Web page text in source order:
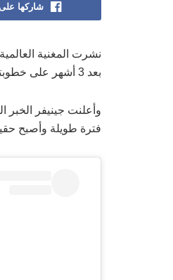
شاركها
نشرت المغنية
بعد 3 أشهر على خطوبتهما.
وأعلنت جينيفر الخبر
فترة طويلة وأصبح